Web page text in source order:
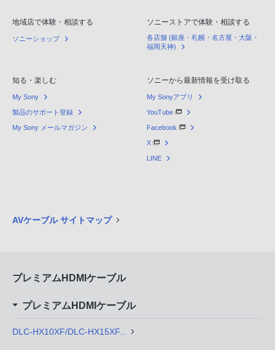
地域店で体験・相談する
ソニーショップ
ソニーストアで体験・相談する
各店舗 (銀座・札幌・名古屋・大阪・
福岡天神)
知る・楽しむ
My Sony
製品のサポート登録
My Sony メールマガジン
ソニーから最新情報を受け取る
My Sonyアプリ
YouTube
Facebook
X
LINE
AVケーブル サイトマップ
プレミアムHDMIケーブル
プレミアムHDMIケーブル
DLC-HX10XF/DLC-HX15XF...